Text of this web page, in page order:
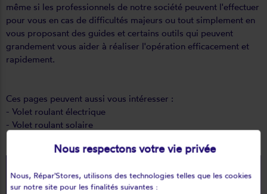
même si les professionnels de notre société peuvent l'effectuer
pour vous en cas de difficultés majeurs ou tout simplement en
vous proposant des guides et certains outils qui peuvent
grandement vous aider à réaliser l'opération efficacement et
rapidement.
Ces pages peuvent aussi vous intéresser :
- Volet roulant électrique
- Volet roulant solaire
Je souhaite
Nous respectons votre vie privée
Nous, Répar'Stores, utilisons des technologies telles que les cookies
sur notre site pour les finalités suivantes :